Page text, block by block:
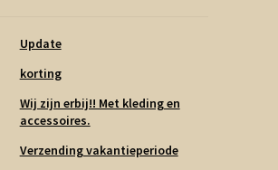
Update
korting
Wij zijn erbij!! Met kleding en
accessoires.
Verzending vakantieperiode